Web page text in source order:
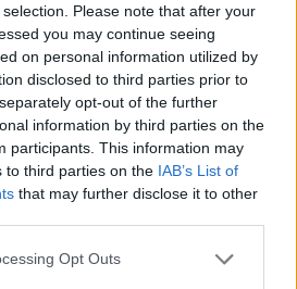
Please note that after your
you may continue seeing
on personal information utilized by
disclosed to third parties prior to
opt-out of the further
information by third parties on the
participants. This information may
to third parties on the IAB’s List of
that may further disclose it to other
app uses one or more Google
Opt Outs